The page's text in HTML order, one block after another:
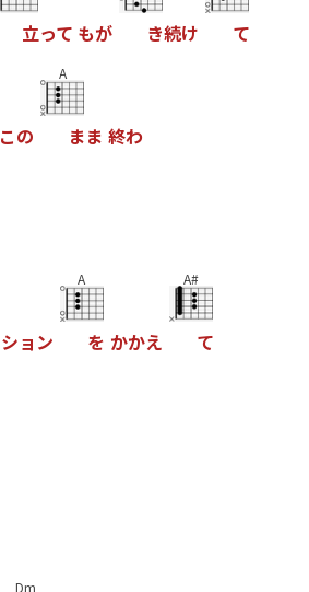
立って もが き続け て
この
A
まま 終わ
ショ ン
A
を かかえ
A#
て
Dm